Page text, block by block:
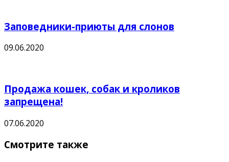
Заповедники-приюты для слонов
09.06.2020
Продажа кошек, собак и кроликов
запрещена!
07.06.2020
Смотрите также